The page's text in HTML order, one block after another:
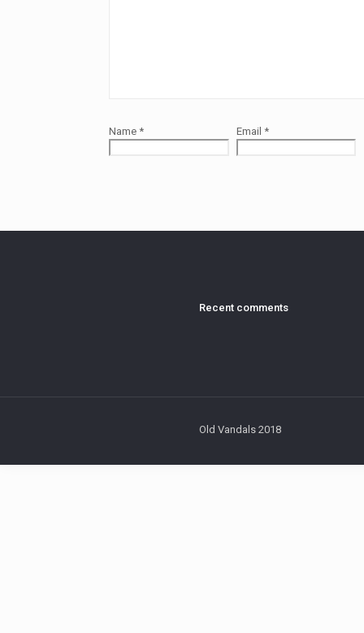
Name * Email *
Recent comments
Old Vandals 2018